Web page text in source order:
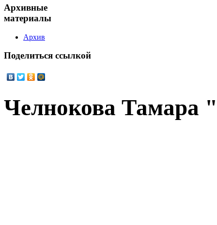
Архивные
материалы
Архив
Поделиться ссылкой
Челнокова Тамара